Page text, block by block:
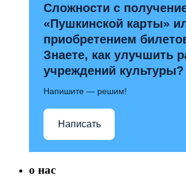
Сложности с
«Пушкинской карты»
приобретением
Знаете, как улучшить
учреждений культуры?
Напишите — решим!
Написать
о нас